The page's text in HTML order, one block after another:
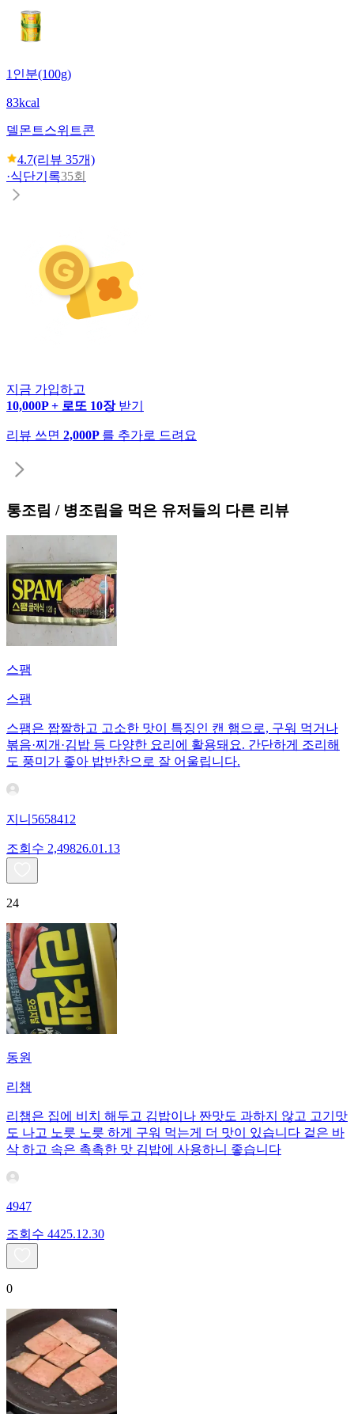
1인분(100g)
83kcal
델몬트스위트콘
4.7(리뷰 35개)
·식단기록35회
지금 가입하고
10,000P + 로또 10장 받기
리뷰 쓰면 2,000P 를 추가로 드려요
통조림 / 병조림을 먹은 유저들의 다른 리뷰
스팸
스팸
스팸은 짭짤하고 고소한 맛이 특징인 캔 햄으로, 구워 먹거나
볶음·찌개·김밥 등 다양한 요리에 활용돼요. 간단하게 조리해
도 풍미가 좋아 밥반찬으로 잘 어울립니다.
지니5658412
조회수 2,49826.01.13
24
동원
리챔
리챔은 집에 비치 해두고 김밥이나 짠맛도 과하지 않고 고기맛
도 나고 노릇 노릇 하게 구워 먹는게 더 맛이 있습니다 겉은 바
삭 하고 속은 촉촉한 맛 김밥에 사용하니 좋습니다
4947
조회수 4425.12.30
0